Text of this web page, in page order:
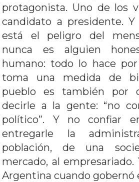
protagonista. Uno de los
candidato a presidente.
está el peligro del
nunca es alguien
humano: todo lo hace
toma una medida de
pueblo es también por
decirle a la gente: “no
político”. Y no confiar
entregarle la
población, de una
mercado, al
Argentina cuando gobernó